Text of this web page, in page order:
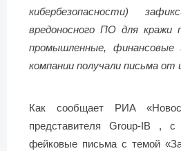
кибербезопасности)
вредоносного ПО для кражи
промышленные, финансовые
компании получали письма
Как сообщает РИА
представителя Group-IB ,
фейковые письма с темой